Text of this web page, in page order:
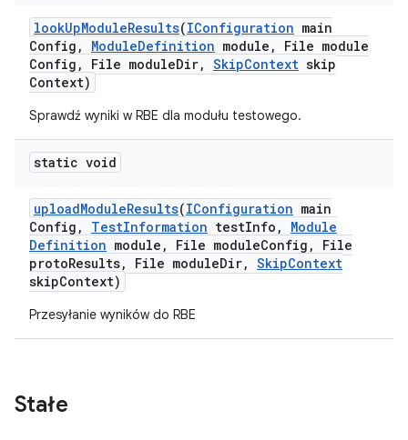
lookUpModuleResults(IConfiguration main
Config , ModuleDefinition module ,
File module
Config , File moduleDir, SkipContext skip
Context)
Sprawdź wyniki w RBE dla modułu testowego.
static void
uploadModuleResults(IConfiguration main
Config , TestInformation testInfo ,
Module
Definition module , File moduleConfig ,
File
protoResults, File moduleDir, SkipContext
skipContext)
Przesyłanie wyników do RBE
Stałe